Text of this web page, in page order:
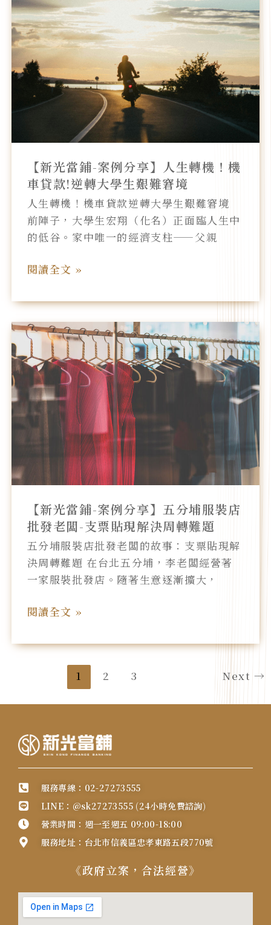
【新光當鋪-案例分享】人生轉機！機
車貸款!逆轉大學生艱難窘境
人生轉機！機車貸款逆轉大學生艱難窘境
前陣子，大學生宏翔（化名）正面臨人生中
的低谷。家中唯一的經濟支柱——父親
光
當
鋪-
案
例
享】
生
機！
機
車
貸
款!
轉
學
生
艱
難
窘
境
閱讀全文 »
【新光當鋪-案例分享】五分埔服裝店
批發老闆-支票貼現解決周轉難題
五分埔服裝店批發老闆的故事：支票貼現解
決周轉難題 在台北五分埔，李老闆經營著
一家服裝批發店。隨著生意逐漸擴大，
【新
光
當
鋪-
案
例
分
享】
分
服
裝
店
批
發
闆-
票
解
周
轉
難
題
閱讀全文 »
1 2 3 Next→
服務專線：02-27273555
LINE：@sk27273555 (24小時免費諮詢)
營業時間：週一至週五 09:00-18:00
服務地址：台北市信義區忠孝東路五段770號
《政府立案，合法經營》